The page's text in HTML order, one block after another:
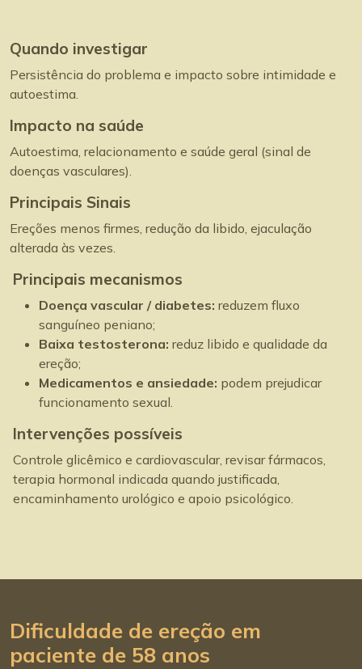
Quando investigar
Persistência do problema e impacto sobre intimidade e
autoestima.
Impacto na saúde
Autoestima, relacionamento e saúde geral (sinal de
doenças vasculares).
Principais Sinais
Ereções menos firmes, redução da libido, ejaculação
alterada às vezes.
Principais mecanismos
Doença vascular / diabetes: reduzem fluxo
sanguíneo peniano;
Baixa testosterona: reduz libido e qualidade da
ereção;
Medicamentos e ansiedade: podem prejudicar
funcionamento sexual.
Intervenções possíveis
Controle glicêmico e cardiovascular, revisar fármacos,
terapia hormonal indicada quando justificada,
encaminhamento urológico e apoio psicológico.
Dificuldade de ereção em
paciente de 58 anos